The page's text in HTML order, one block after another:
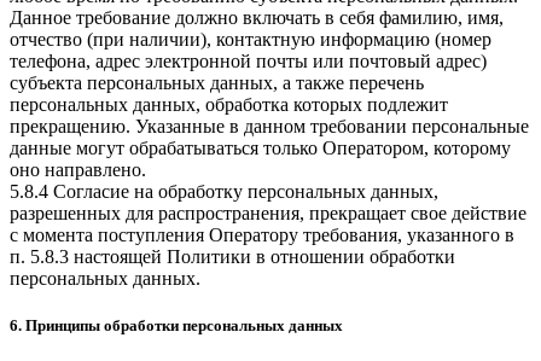
Данное требование должно включать в себя фамилию, имя,
отчество (при наличии), контактную информацию (номер
телефона, адрес электронной почты или почтовый адрес)
субъекта персональных данных, а также перечень
персональных данных, обработка которых подлежит
прекращению. Указанные в данном требовании персональные
данные могут обрабатываться только Оператором, которому
оно направлено.
5.8.4 Согласие на обработку персональных данных,
разрешенных для распространения, прекращает свое действие
с момента поступления Оператору требования, указанного в
п. 5.8.3 настоящей Политики в отношении обработки
персональных данных.
6. Принципы обработки персональных данных